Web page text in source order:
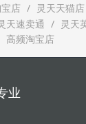
店 灵天天猫店
天速卖通
灵天
高频淘宝店
业